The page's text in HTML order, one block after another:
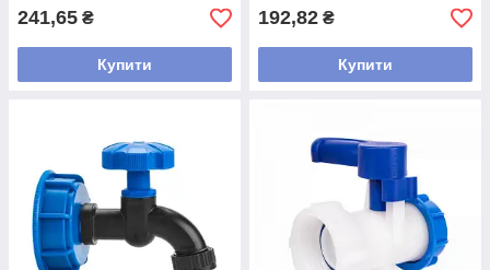
241,65 ₴
Купити
192,82 ₴
Купити